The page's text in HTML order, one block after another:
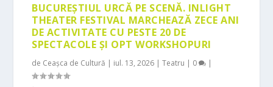
BUCUREȘTIUL URCĂ PE SCENĂ. INLIGHT
THEATER FESTIVAL MARCHEAZĂ ZECE ANI
DE ACTIVITATE CU PESTE 20 DE
SPECTACOLE ȘI OPT WORKSHOPURI
de Ceașca de Cultură | iul. 13, 2026 |Teatru | 0 |